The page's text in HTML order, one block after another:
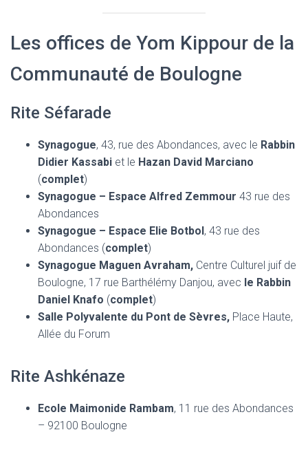
Les offices de Yom Kippour de la
Communauté de Boulogne
Rite Séfarade
Synagogue, 43, rue des Abondances, avec le Rabbin
Didier Kassabi et le Hazan David Marciano
(complet)
Synagogue – Espace Alfred Zemmour 43 rue des
Abondances
Synagogue – Espace Elie Botbol, 43 rue des
Abondances (complet)
Synagogue Maguen Avraham, Centre Culturel juif de
Boulogne, 17 rue Barthélémy Danjou, avec le Rabbin
Daniel Knafo (complet)
Salle Polyvalente du Pont de Sèvres, Place Haute,
Allée du Forum
Rite Ashkénaze
Ecole Maimonide Rambam, 11 rue des Abondances
– 92100 Boulogne